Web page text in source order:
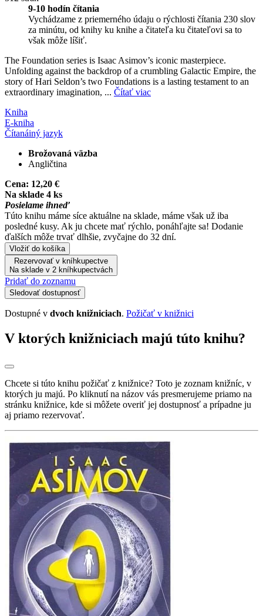
9-10 hodín čítania
Vychádzame z priemerného údaju o rýchlosti čítania 230 slov
za minútu, od knihy ku knihe a čitateľa ku čitateľovi sa to
však môže líšiť.
The Foundation series is Isaac Asimov’s iconic masterpiece.
Unfolding against the backdrop of a crumbling Galactic Empire, the
story of Hari Seldon’s two Foundations is a lasting testament to an
extraordinary imagination, ... Čítať viac
Kniha
E-kniha
Čítanáiný jazyk
Brožovaná väzba
Angličtina
Cena: 12,20 €
Na sklade 4 ks
Posielame ihneď
Túto knihu máme síce aktuálne na sklade, máme však už iba
posledné kusy. Ak ju chcete mať rýchlo, ponáhľajte sa! Dodanie
ďalších môže trvať dlhšie, zvyčajne do 32 dní.
Vložiť do košíka
Rezervovať v kníhkupectve
Na sklade v 2 kníhkupectvách
Pridať do zoznamu
Sledovať dostupnosť
Dostupné v dvoch knižniciach. Požičať v knižnici
V ktorých knižniciach majú túto knihu?
Chcete si túto knihu požičať z knižnice? Toto je zoznam knižníc, v
ktorých ju majú. Po kliknutí na názov vás presmerujeme priamo na
stránku knižnice, kde si môžete overiť jej dostupnosť a prípadne ju
aj priamo rezervovať.